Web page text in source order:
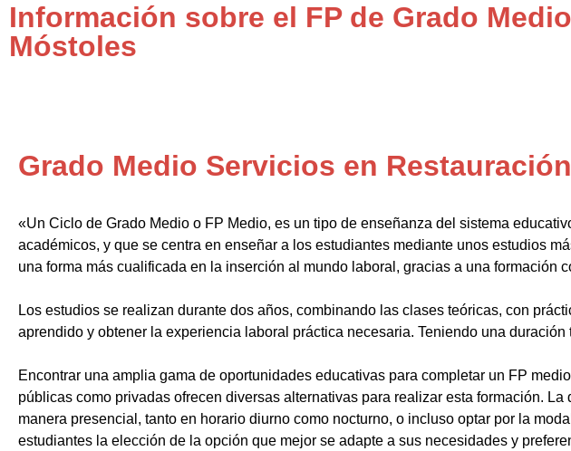
Información sobre el FP de Grado
Móstoles
Grado Medio Servicios en Restauración
«Un Ciclo de Grado Medio o FP Medio, es un tipo de enseñanza del sistema
académicos, y que se centra en enseñar a los estudiantes mediante unos estudios
una forma más cualificada en la inserción al mundo laboral, gracias a una formación
Los estudios se realizan durante dos años, combinando las clases teóricas, con
aprendido y obtener la experiencia laboral práctica necesaria. Teniendo una duración
Encontrar una amplia gama de oportunidades educativas para completar un FP
públicas como privadas ofrecen diversas alternativas para realizar esta formación.
manera presencial, tanto en horario diurno como nocturno, o incluso optar por la
estudiantes la elección de la opción que mejor se adapte a sus necesidades y